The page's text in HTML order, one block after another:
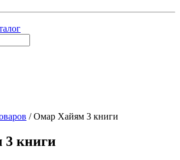
/Омар Хайям 3 книги
книги